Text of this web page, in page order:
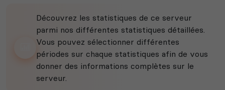
Découvrez les statistiques de ce serveur
parmi nos différentes statistiques détaillées.
Vous pouvez sélectionner différentes
périodes sur chaque statistiques afin de vous
donner des informations complètes sur le
serveur.